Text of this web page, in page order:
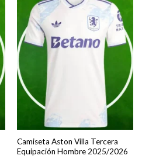
Camiseta Aston Villa Tercera
Equipación Hombre 2025/2026